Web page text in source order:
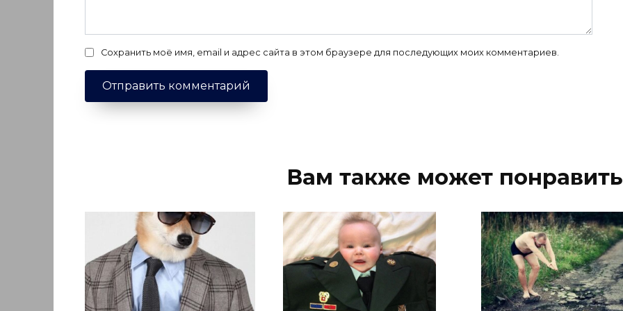
Сохранить моё имя, email и адрес сайта в этом браузере для последующих моих комментариев.
Вам также может